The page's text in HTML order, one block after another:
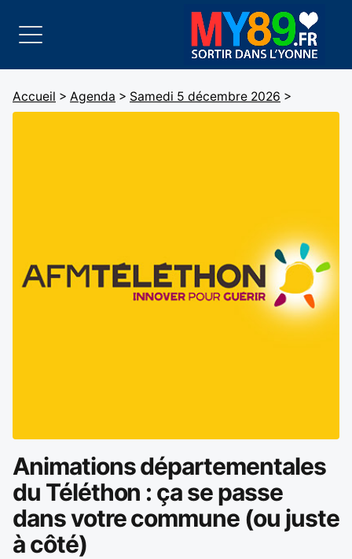
Accueil > Agenda > Samedi 5 décembre 2026 >
Animations départementales
du Téléthon : ça se passe
dans votre commune (ou juste
à côté)